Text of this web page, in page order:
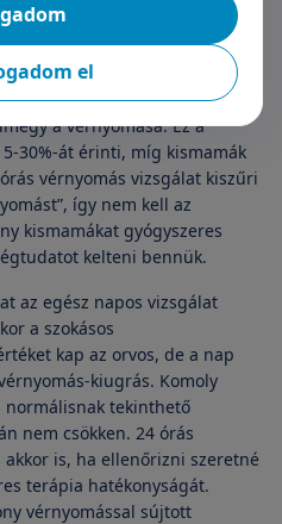
kiszűrni a „fehérköpeny
számára az orvosi vizsgálat
olyan mértékben okoz
a vérnyomása. Ez a
30%-át érinti, míg kismamák
vérnyomás vizsgálat kiszűri
így nem kell az
kismamákat gyógyszeres
kelteni bennük.
az egész napos vizsgálat
a szokásos
kap az orvos, de a nap
kiugrás. Komoly
tekinthető
nem csökken. 24 órás
is, ha ellenőrizni szeretné
terápia hatékonyságát.
vérnyomással sújtott
el